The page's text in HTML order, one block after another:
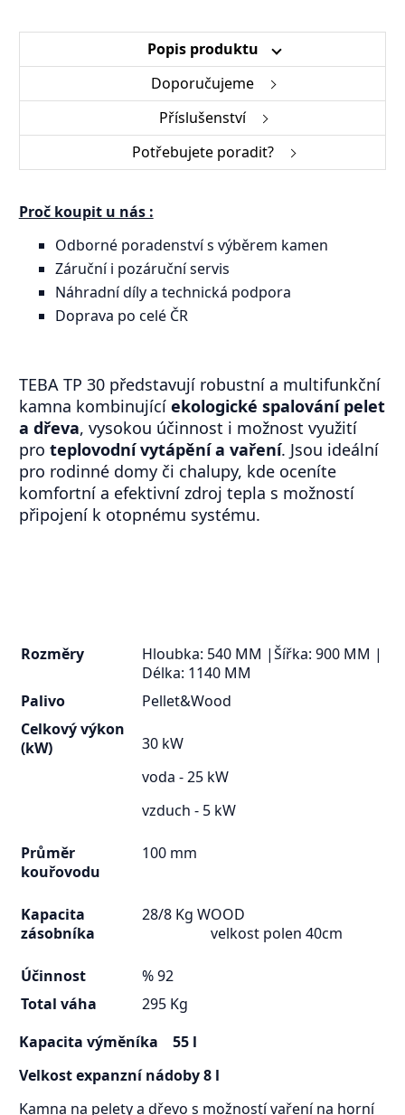
Popis produktu
Doporučujeme
Příslušenství
Potřebujete poradit?
Proč koupit u nás :
Odborné poradenství s výběrem kamen
Záruční i pozáruční servis
Náhradní díly a technická podpora
Doprava po celé ČR
TEBA TP 30 představují robustní a multifunkční
kamna kombinující ekologické spalování pelet
a dřeva, vysokou účinnost i možnost využití
pro teplovodní vytápění a vaření. Jsou ideální
pro rodinné domy či chalupy, kde oceníte
komfortní a efektivní zdroj tepla s možností
připojení k otopnému systému.
Rozměry
Hloubka: 540 MM |Šířka: 900 MM |
Délka: 1140 MM
Palivo
Pellet&Wood
Celkový výkon
(kW)
30 kW
voda - 25 kW
vzduch - 5 kW
Průměr
kouřovodu
100 mm
Kapacita
zásobníka
28/8 Kg WOOD
velkost polen 40cm
Účinnost
% 92
Total váha
295 Kg
Kapacita výměníka 55 l
Velkost expanzní nádoby 8 l
Kamna na pelety a dřevo s možností vaření na horní